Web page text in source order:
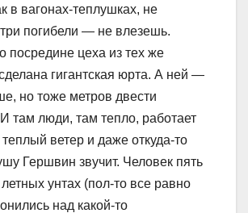
в вагонах-теплушках, не
погибели — не влезешь.
посредине цеха из тех же
гигантская юрта. А ней —
но тоже метров двести
там люди, там тепло, работает
ветер и даже откуда-то
Гершвин звучит. Человек пять
унтах (пол-то все равно
над какой-то